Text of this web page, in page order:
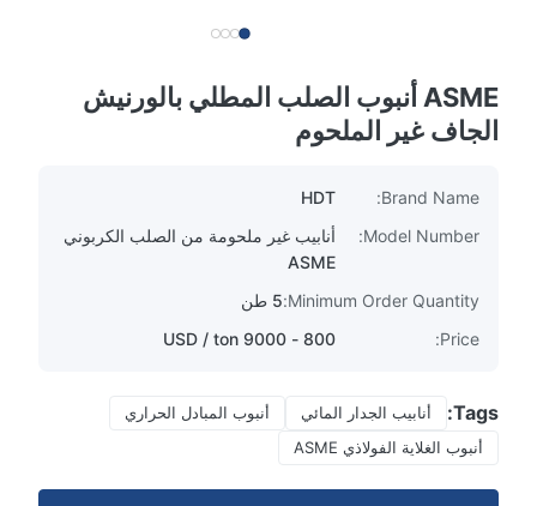
ASME أنبوب الصلب المطلي بالورنيش
الجاف غير الملحوم
Brand Name:
Model Number:
أنابيب غير ملحومة من الصلب الكربوني
ASME
Minimum Order Quantity: 5 طن
Price:
Tags: أنابيب الجدار المائي
أنبوب المبادل الحراري
أنبوب الغلاية الفولاذي ASME